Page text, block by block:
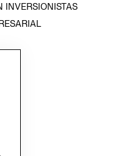
INVERSIONISTAS